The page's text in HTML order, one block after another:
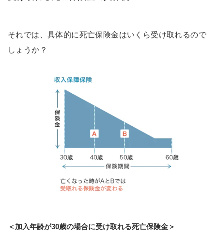
それでは、具体的に死亡保険金はいくら受け取れるので
しょうか？
＜加入年齢が30歳の場合に受け取れる死亡保険金＞